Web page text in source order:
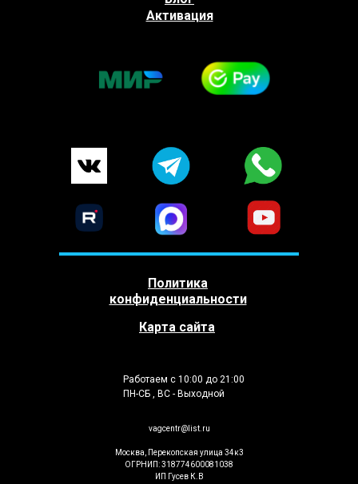
Москва, Перекопская улица 34к3
ОГРНИП: 318774600081038
ИП Гусев К.В
vagcentr@list.ru
Работаем с 10:00 до 21:00
ПН-СБ , ВС - Выходной
Политика
конфиденциальности
Карта сайта
Активация